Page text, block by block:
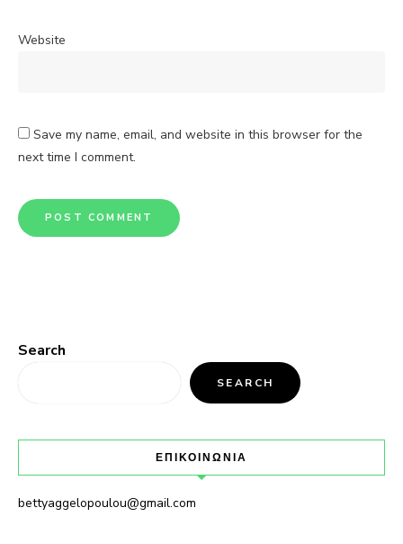
Website
Save my name, email, and website in this browser for the
next time I comment.
Search
SEARCH
ΕΠΙΚΟΙΝΩΝΙΑ
bettyaggelopoulou@gmail.com